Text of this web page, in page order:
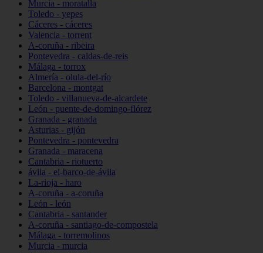
Murcia - moratalla
Toledo - yepes
Cáceres - cáceres
Valencia - torrent
A-coruña - ribeira
Pontevedra - caldas-de-reis
Málaga - torrox
Almería - olula-del-río
Barcelona - montgat
Toledo - villanueva-de-alcardete
León - puente-de-domingo-flórez
Granada - granada
Asturias - gijón
Pontevedra - pontevedra
Granada - maracena
Cantabria - riotuerto
ávila - el-barco-de-ávila
La-rioja - haro
A-coruña - a-coruña
León - león
Cantabria - santander
A-coruña - santiago-de-compostela
Málaga - torremolinos
Murcia - murcia